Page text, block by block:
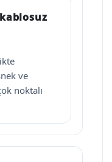
ve
noktalı